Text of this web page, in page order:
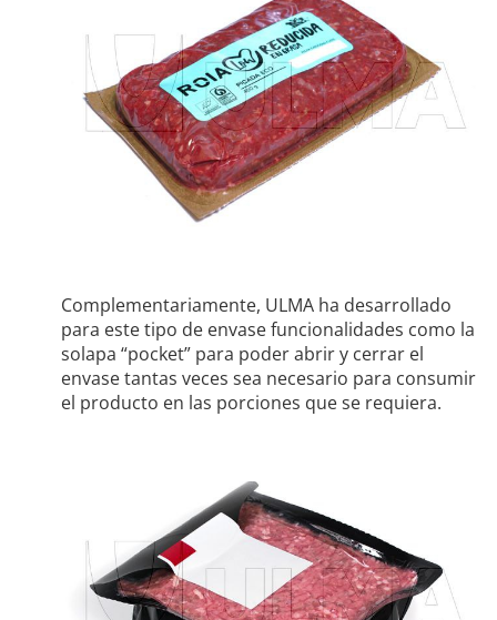
Complementariamente, ULMA ha desarrollado
para este tipo de envase funcionalidades como la
solapa “pocket” para poder abrir y cerrar el
envase tantas veces sea necesario para consumir
el producto en las porciones que se requiera.